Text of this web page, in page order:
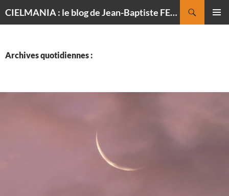
CIELMANIA : le blog de Jean-Baptiste FELDMANN, photographe du ciel
Archives quotidiennes :